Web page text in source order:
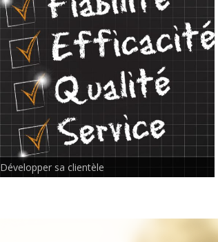
Rencontre inter-thérapeutes